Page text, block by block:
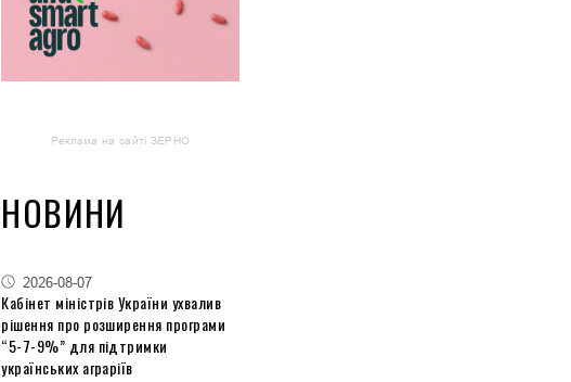
Реклама на сайті ЗЕРНО
НОВИНИ
2026-08-07
Кабінет міністрів України ухвалив
рішення про розширення програми
“5-7-9%” для підтримки
українських аграріїв